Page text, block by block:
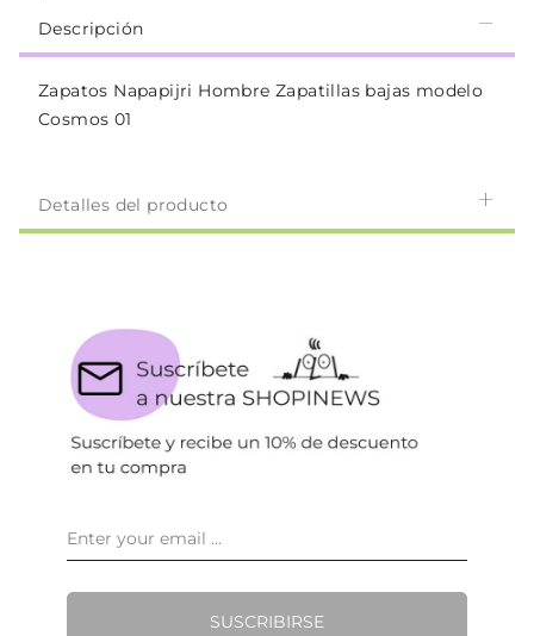
Descripción
Zapatos Napapijri Hombre Zapatillas bajas modelo
Cosmos 01
Detalles del producto
SUSCRIBIRSE